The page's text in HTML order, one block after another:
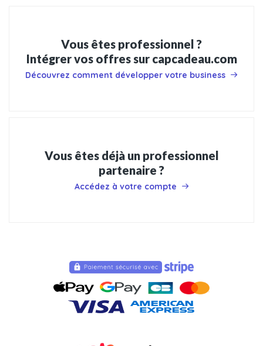
Vous êtes professionnel ?
Intégrer vos offres sur capcadeau.com
Découvrez comment développer votre business
Vous êtes déjà un professionnel
partenaire ?
Accédez à votre compte